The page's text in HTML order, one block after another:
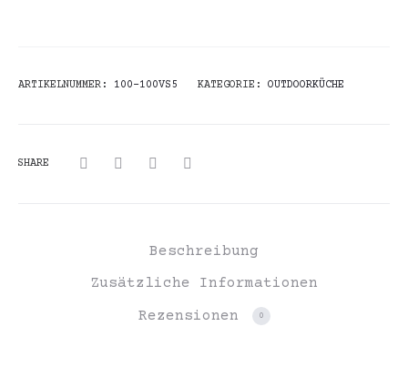
ARTIKELNUMMER: 100-100VS5 KATEGORIE: OUTDOORKÜCHE
SHARE
Beschreibung
Zusätzliche Informationen
Rezensionen
0